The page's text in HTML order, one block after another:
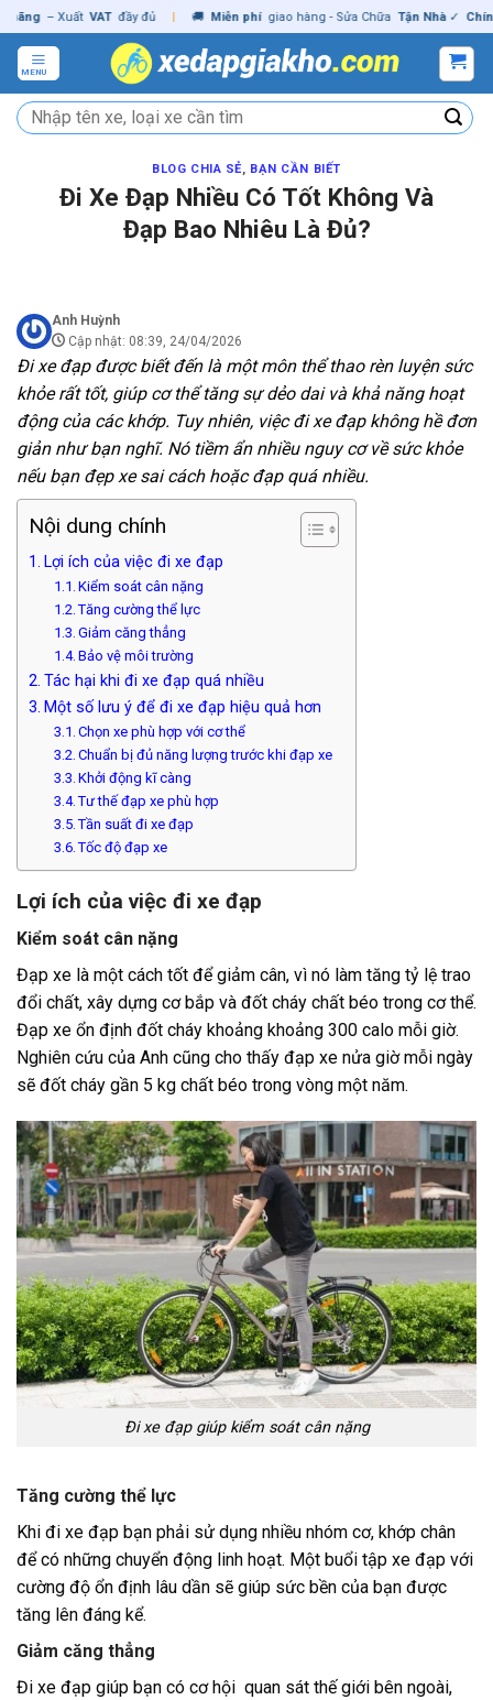
Skip
to
content
– Xuất VAT đầy đủ | 🚚 Miễn phí giao hàng - Sửa Chữa Tận Nhà ✓ Chính
MENU
Tìm
kiếm:
BLOG CHIA SẺ, BẠN CẦN BIẾT
Đi Xe Đạp Nhiều Có Tốt Không Và
Đạp Bao Nhiêu Là Đủ?
Anh Huỳnh
Cập nhật: 08:39, 24/04/2026
Đi xe đạp được biết đến là một môn thể thao rèn luyện sức
khỏe rất tốt, giúp cơ thể tăng sự dẻo dai và khả năng hoạt
động của các khớp. Tuy nhiên, việc đi xe đạp không hề đơn
giản như bạn nghĩ. Nó tiềm ẩn nhiều nguy cơ về sức khỏe
nếu bạn đẹp xe sai cách hoặc đạp quá nhiều.
Nội dung chính
Lợi ích của việc đi xe đạp
Kiểm soát cân nặng
Tăng cường thể lực
Giảm căng thẳng
Bảo vệ môi trường
Tác hại khi đi xe đạp quá nhiều
Một số lưu ý để đi xe đạp hiệu quả hơn
Chọn xe phù hợp với cơ thể
Chuẩn bị đủ năng lượng trước khi đạp xe
Khởi động kĩ càng
Tư thế đạp xe phù hợp
Tần suất đi xe đạp
Tốc độ đạp xe
Lợi ích của việc đi xe đạp
Kiểm soát cân nặng
Đạp xe là một cách tốt để giảm cân, vì nó làm tăng tỷ lệ trao
đổi chất, xây dựng cơ bắp và đốt cháy chất béo trong cơ thể.
Đạp xe ổn định đốt cháy khoảng khoảng 300 calo mỗi giờ.
Nghiên cứu của Anh cũng cho thấy đạp xe nửa giờ mỗi ngày
sẽ đốt cháy gần 5 kg chất béo trong vòng một năm.
Đi xe đạp giúp kiểm soát cân nặng
Tăng cường thể lực
Khi đi xe đạp bạn phải sử dụng nhiều nhóm cơ, khớp chân
để có những chuyển động linh hoạt. Một buổi tập xe đạp với
cường độ ổn định lâu dần sẽ giúp sức bền của bạn được
tăng lên đáng kể.
Giảm căng thẳng
Đi xe đạp giúp bạn có cơ hội quan sát thế giới bên ngoài,